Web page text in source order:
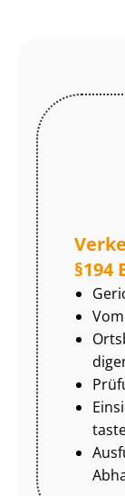
§194